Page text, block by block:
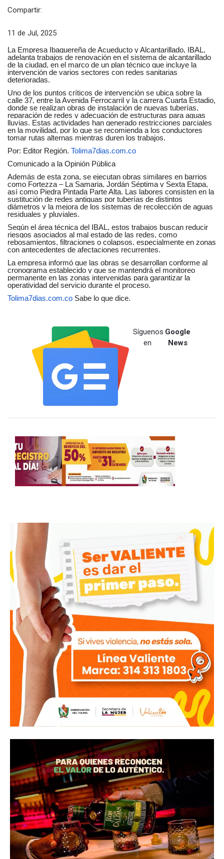
Compartir:
11 de Jul, 2025
La Empresa Ibaguereña de Acueducto y Alcantarillado, IBAL,
adelanta trabajos de renovación en el sistema de alcantarillado
de la ciudad, en el marco de un plan técnico que incluye la
intervención de varios sectores con redes sanitarias
deterioradas.
Uno de los puntos críticos de intervención se ubica sobre la
calle 37, entre la Avenida Ferrocarril y la carrera Cuarta Estadio,
donde se realizan obras de instalación de nuevas tuberías,
reparación de redes y adecuación de estructuras para aguas
lluvias. Estas actividades han generado restricciones parciales
en la movilidad, por lo que se recomienda a los conductores
tomar rutas alternas mientras duren los trabajos.
Por: Editor Región. Tolima7dias.com.co
Comunicado a la Opinión Pública
Además de esta zona, se ejecutan obras similares en barrios
como Fortezza – La Samaria, Jordán Séptima y Sexta Etapa,
así como Piedra Pintada Parte Alta. Las labores consisten en la
sustitución de redes antiguas por tuberías de distintos
diámetros y la mejora de los sistemas de recolección de aguas
residuales y pluviales.
Según el área técnica del IBAL, estos trabajos buscan reducir
riesgos asociados al mal estado de las redes, como
rebosamientos, filtraciones o colapsos, especialmente en zonas
con antecedentes de afectaciones recurrentes.
La empresa informó que las obras se desarrollan conforme al
cronograma establecido y que se mantendrá el monitoreo
permanente en las zonas intervenidas para garantizar la
operatividad del servicio durante el proceso.
Tolima7dias.com.co Sabe lo que dice.
Síguenos
en
Google
News